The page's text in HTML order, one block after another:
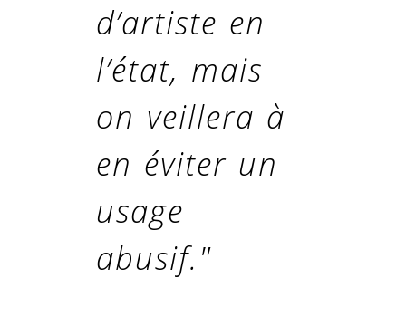
d’artiste en
l’état, mais
on veillera à
en éviter un
usage
abusif."